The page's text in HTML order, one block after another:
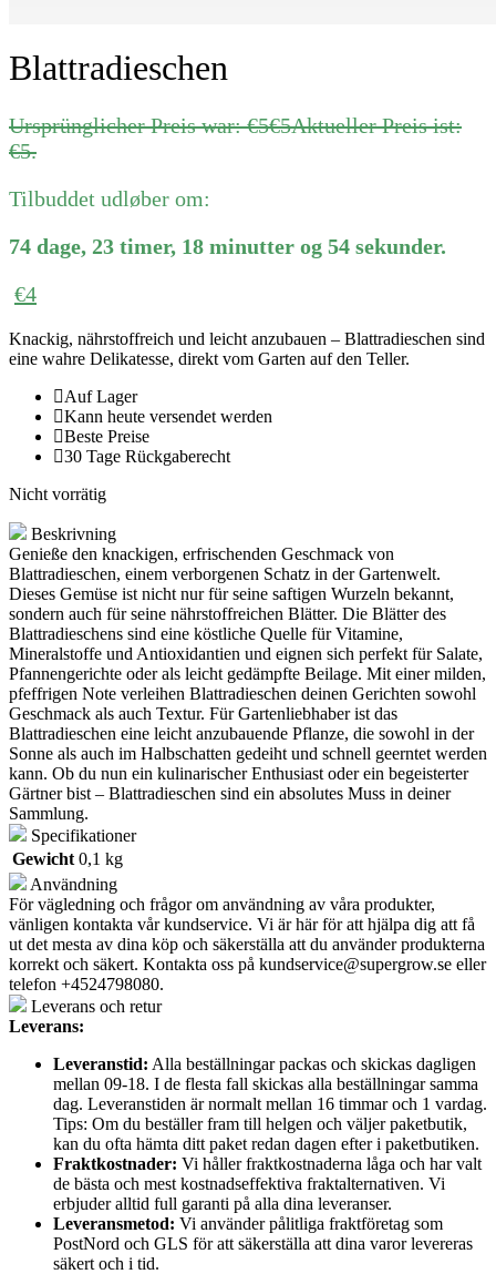
Blattradieschen
Ursprünglicher Preis war: €5€5Aktueller Preis ist:
€5.
Tilbuddet udløber om:
74 dage, 23 timer, 18 minutter og 54 sekunder.
€4
Knackig, nährstoffreich und leicht anzubauen – Blattradieschen sind
eine wahre Delikatesse, direkt vom Garten auf den Teller.
Auf Lager
Kann heute versendet werden
Beste Preise
30 Tage Rückgaberecht
Nicht vorrätig
Beskrivning
Genieße den knackigen, erfrischenden Geschmack von
Blattradieschen, einem verborgenen Schatz in der Gartenwelt.
Dieses Gemüse ist nicht nur für seine saftigen Wurzeln bekannt,
sondern auch für seine nährstoffreichen Blätter. Die Blätter des
Blattradieschens sind eine köstliche Quelle für Vitamine,
Mineralstoffe und Antioxidantien und eignen sich perfekt für Salate,
Pfannengerichte oder als leicht gedämpfte Beilage. Mit einer milden,
pfeffrigen Note verleihen Blattradieschen deinen Gerichten sowohl
Geschmack als auch Textur. Für Gartenliebhaber ist das
Blattradieschen eine leicht anzubauende Pflanze, die sowohl in der
Sonne als auch im Halbschatten gedeiht und schnell geerntet werden
kann. Ob du nun ein kulinarischer Enthusiast oder ein begeisterter
Gärtner bist – Blattradieschen sind ein absolutes Muss in deiner
Sammlung.
Specifikationer
Gewicht 0,1 kg
Användning
För vägledning och frågor om användning av våra produkter,
vänligen kontakta vår kundservice. Vi är här för att hjälpa dig att få
ut det mesta av dina köp och säkerställa att du använder produkterna
korrekt och säkert. Kontakta oss på kundservice@supergrow.se eller
telefon +4524798080.
Leverans och retur
Leverans:
Leveranstid: Alla beställningar packas och skickas dagligen
mellan 09-18. I de flesta fall skickas alla beställningar samma
dag. Leveranstiden är normalt mellan 16 timmar och 1 vardag.
Tips: Om du beställer fram till helgen och väljer paketbutik,
kan du ofta hämta ditt paket redan dagen efter i paketbutiken.
Fraktkostnader: Vi håller fraktkostnaderna låga och har valt
de bästa och mest kostnadseffektiva fraktalternativen. Vi
erbjuder alltid full garanti på alla dina leveranser.
Leveransmetod: Vi använder pålitliga fraktföretag som
PostNord och GLS för att säkerställa att dina varor levereras
säkert och i tid.